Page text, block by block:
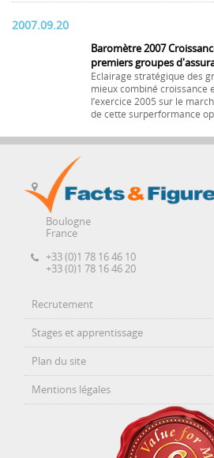
2007.09.20
Baromètre 2007
premiers groupes
Eclairage stratégique des
mieux combiné croissance
l’exercice 2005 sur le
de cette surperformance
Boulogne
France
+33 (0)1 78 16 46 10
+33 (0)1 78 16 46 20
Recrutement
Stages et apprentissage
Plan du site
Mentions légales